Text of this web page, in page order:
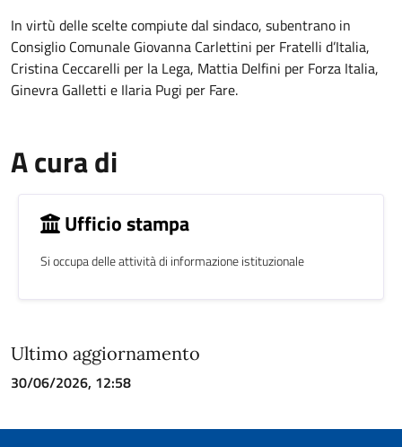
In virtù delle scelte compiute dal sindaco, subentrano in
Consiglio Comunale Giovanna Carlettini per Fratelli d’Italia,
Cristina Ceccarelli per la Lega, Mattia Delfini per Forza Italia,
Ginevra Galletti e Ilaria Pugi per Fare.
A cura di
Ufficio stampa
Si occupa delle attività di informazione istituzionale
Ultimo aggiornamento
30/06/2026, 12:58